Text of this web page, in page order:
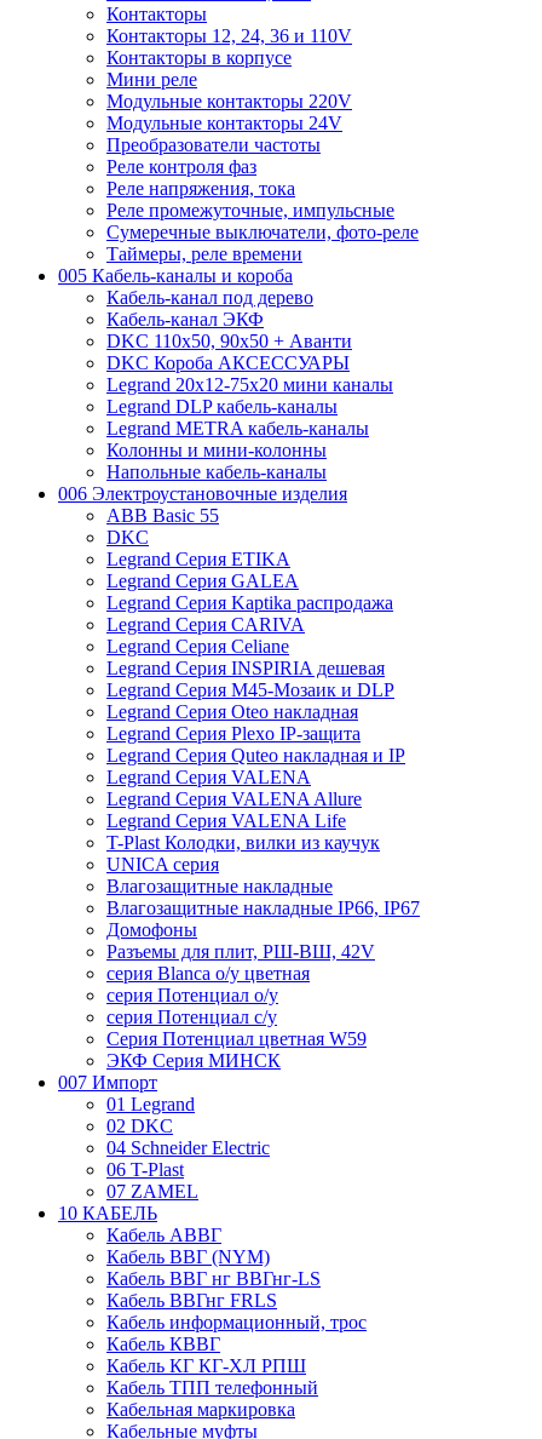
Контакторы
Контакторы 12, 24, 36 и 110V
Контакторы в корпусе
Мини реле
Модульные контакторы 220V
Модульные контакторы 24V
Преобразователи частоты
Реле контроля фаз
Реле напряжения, тока
Реле промежуточные, импульсные
Сумеречные выключатели, фото-реле
Таймеры, реле времени
005 Кабель-каналы и короба
Кабель-канал под дерево
Кабель-канал ЭКФ
DKC 110х50, 90х50 + Аванти
DKC Короба АКСЕССУАРЫ
Legrand 20х12-75х20 мини каналы
Legrand DLP кабель-каналы
Legrand METRA кабель-каналы
Колонны и мини-колонны
Напольные кабель-каналы
006 Электроустановочные изделия
ABB Basic 55
DKC
Legrand Серия ETIKA
Legrand Серия GALEA
Legrand Серия Kaptika распродажа
Legrand Серия CARIVA
Legrand Серия Celiane
Legrand Серия INSPIRIA дешевая
Legrand Серия M45-Мозаик и DLP
Legrand Серия Oteo накладная
Legrand Серия Plexo IP-защита
Legrand Серия Quteo накладная и IP
Legrand Серия VALENA
Legrand Серия VALENA Allure
Legrand Серия VALENA Life
T-Plast Колодки, вилки из каучук
UNICA серия
Влагозащитные накладные
Влагозащитные накладные IP66, IP67
Домофоны
Разъемы для плит, РШ-ВШ, 42V
серия Blanca о/у цветная
серия Потенциал о/у
серия Потенциал с/у
Серия Потенциал цветная W59
ЭКФ Серия МИНСК
007 Импорт
01 Legrand
02 DKC
04 Schneider Electric
06 T-Plast
07 ZAMEL
10 КАБЕЛЬ
Кабель АВВГ
Кабель ВВГ (NYM)
Кабель ВВГ нг ВВГнг-LS
Кабель ВВГнг FRLS
Кабель информационный, трос
Кабель КВВГ
Кабель КГ КГ-ХЛ РПШ
Кабель ТПП телефонный
Кабельная маркировка
Кабельные муфты